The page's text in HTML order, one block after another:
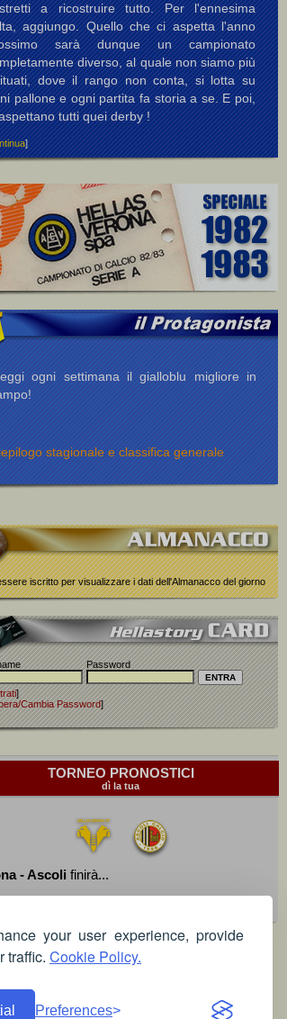
your user experience, provide
traffic. Cookie Policy.
Preferences
a ricostruire tutto. Per l'ennesima
aggiungo. Quello che ci aspetta l'anno
sarà dunque un campionato
diverso, al quale non siamo più
dove il rango non conta, si lotta su
pallone e ogni partita fa storia a se. E poi,
tutti quei derby !
]
ogni settimana il gialloblu migliore in
stagionale e classifica generale
iscritto per visualizzare i dati dell'Almanacco del giorno
Password
]
Cambia Password]
TORNEO PRONOSTICI
dì la tua
- Ascoli finirà...